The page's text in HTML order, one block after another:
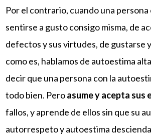
Por el contrario, cuando una persona
sentirse a gusto consigo misma, de
defectos y sus virtudes, de gustarse
como es, hablamos de autoestima
decir que una persona con la
todo bien. Peroasume y acepta sus
fallos, y aprende de ellos sin que su
autorrespeto y autoestima